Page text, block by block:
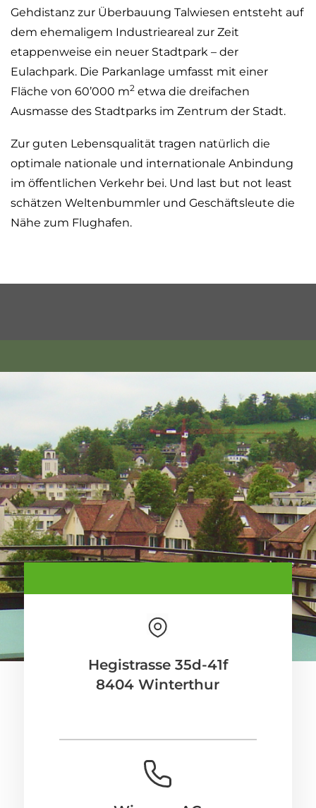
Gehdistanz zur Überbauung Talwiesen entsteht auf
dem ehemaligem Industrieareal zur Zeit
etappenweise ein neuer Stadtpark – der
Eulachpark. Die Parkanlage umfasst mit einer
Fläche von 60’000 m2 etwa die dreifachen
Ausmasse des Stadtparks im Zentrum der Stadt.
Zur guten Lebensqualität tragen natürlich die
optimale nationale und internationale Anbindung
im öffentlichen Verkehr bei. Und last but not least
schätzen Weltenbummler und Geschäftsleute die
Nähe zum Flughafen.
Hegistrasse 35d-41f
8404 Winterthur